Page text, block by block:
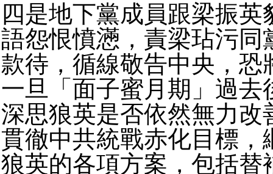
四是地下黨成員跟梁振英
語怨恨憤懣，責梁玷污同
款待，循線敬告中央，恐
一旦「面子蜜月期」過去
深思狼英是否依然無力改
貫徹中共統戰赤化目標，
狼英的各項方案，包括替